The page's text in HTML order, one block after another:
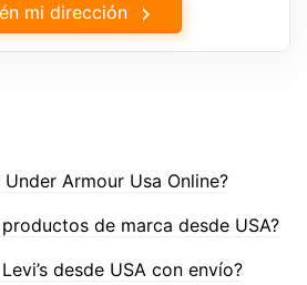
mi dirección
Armour Usa Online?
de marca desde USA?
desde USA con envío?